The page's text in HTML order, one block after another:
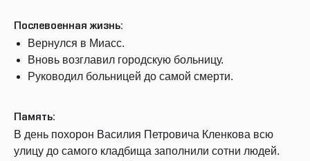
Послевоенная жизнь:
Вернулся в Миасс.
Вновь возглавил городскую больницу.
Руководил больницей до самой смерти.
Память:
В день похорон Василия Петровича Кленкова всю
улицу до самого кладбища заполнили сотни людей.